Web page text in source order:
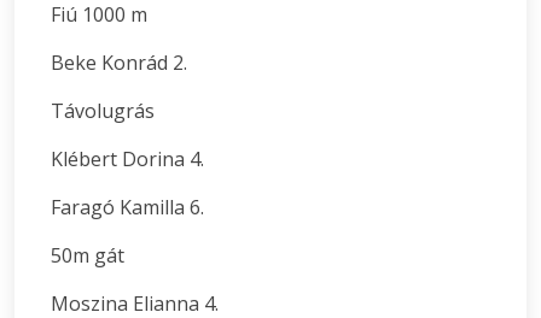
Fiú 1000 m
Beke Konrád 2.
Távolugrás
Klébert Dorina 4.
Faragó Kamilla 6.
50m gát
Moszina Elianna 4.